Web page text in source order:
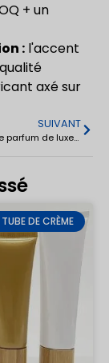
+ un
: l'accent
axé sur
SUIVANT
Vaporisateur de parfum de luxe en verre pour femmes 100ml
TUBE DE CRÈME